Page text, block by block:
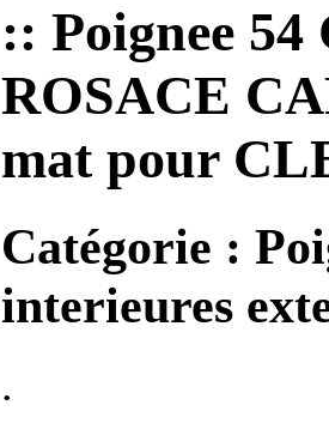
:: Poignee 54
ROSACE
mat pour
Catégorie :
interieures
.